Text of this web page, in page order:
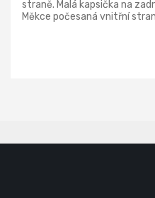
straně. Malá kapsička na
Měkce počesaná vnitřní